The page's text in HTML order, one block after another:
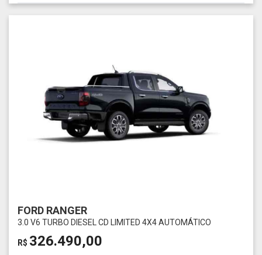
FORD RANGER
3.0 V6 TURBO DIESEL CD LIMITED 4X4 AUTOMÁTICO
R$ 326.490,00